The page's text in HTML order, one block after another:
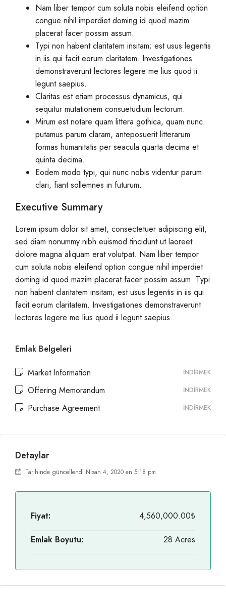
Nam liber tempor cum soluta nobis eleifend option
congue nihil imperdiet doming id quod mazim
placerat facer possim assum.
Typi non habent claritatem insitam; est usus legentis
in iis qui facit eorum claritatem. Investigationes
demonstraverunt lectores legere me lius quod ii
legunt saepius.
Claritas est etiam processus dynamicus, qui
sequitur mutationem consuetudium lectorum.
Mirum est notare quam littera gothica, quam nunc
putamus parum claram, anteposuerit litterarum
formas humanitatis per seacula quarta decima et
quinta decima.
Eodem modo typi, qui nunc nobis videntur parum
clari, fiant sollemnes in futurum.
Executive Summary
Lorem ipsum dolor sit amet, consectetuer adipiscing elit,
sed diam nonummy nibh euismod tincidunt ut laoreet
dolore magna aliquam erat volutpat. Nam liber tempor
cum soluta nobis eleifend option congue nihil imperdiet
doming id quod mazim placerat facer possim assum. Typi
non habent claritatem insitam; est usus legentis in iis qui
facit eorum claritatem. Investigationes demonstraverunt
lectores legere me lius quod ii legunt saepius.
Emlak Belgeleri
Market Information İNDIRMEK
Offering Memorandum İNDIRMEK
Purchase Agreement İNDIRMEK
Detaylar
Tarihinde güncellendi Nisan 4, 2020 en 5:18 pm
Fiyat: 4,560,000.00₺
Emlak Boyutu: 28 Acres